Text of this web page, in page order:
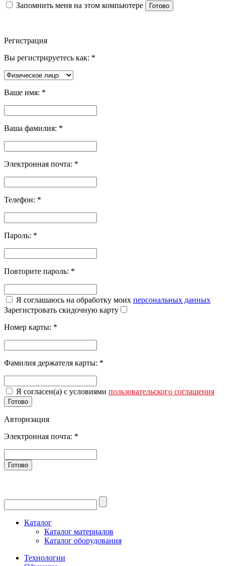
Запомнить меня на этом компьютере
Готово
Регистрация
Вы регистрируетесь как: *
Ваше имя: *
Ваша фамилия: *
Электронная почта: *
Телефон: *
Пароль: *
Повторите пароль: *
Я соглашаюсь на обработку моих персональных данных
Зарегистровать скидочную карту
Номер карты: *
Фамилия держателя карты: *
Я согласен(а) с условиями пользовательского соглашения
Готово
Авторизация
Электронная почта: *
Готово
Каталог
Каталог материалов
Каталог оборудования
Технологии